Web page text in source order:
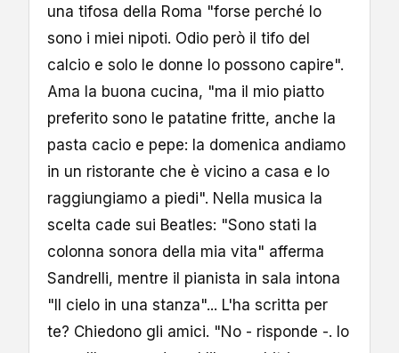
una tifosa della Roma "forse perché lo
sono i miei nipoti. Odio però il tifo del
calcio e solo le donne lo possono capire".
Ama la buona cucina, "ma il mio piatto
preferito sono le patatine fritte, anche la
pasta cacio e pepe: la domenica andiamo
in un ristorante che è vicino a casa e lo
raggiungiamo a piedi". Nella musica la
scelta cade sui Beatles: "Sono stati la
colonna sonora della mia vita" afferma
Sandrelli, mentre il pianista in sala intona
"Il cielo in una stanza"... L'ha scritta per
te? Chiedono gli amici. "No - risponde -. Io